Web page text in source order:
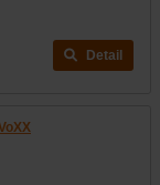
Detail